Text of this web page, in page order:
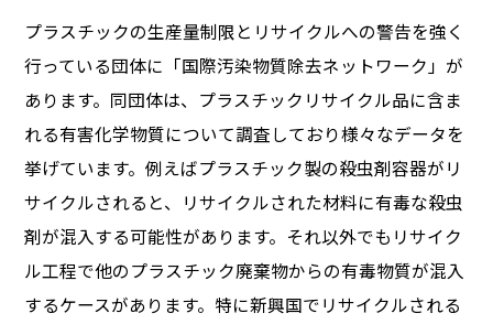
プラスチックの生産量制限とリサイクルへの警告を強く
行っている団体に「国際汚染物質除去ネットワーク」が
あります。同団体は、プラスチックリサイクル品に含ま
れる有害化学物質について調査しており様々なデータを
挙げています。例えばプラスチック製の殺虫剤容器がリ
サイクルされると、リサイクルされた材料に有毒な殺虫
剤が混入する可能性があります。それ以外でもリサイク
ル工程で他のプラスチック廃棄物からの有毒物質が混入
するケースがあります。特に新興国でリサイクルされる